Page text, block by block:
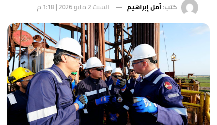
كتب:أمل إبراهيم السبت 2 مايو 2026 | 1:18 م